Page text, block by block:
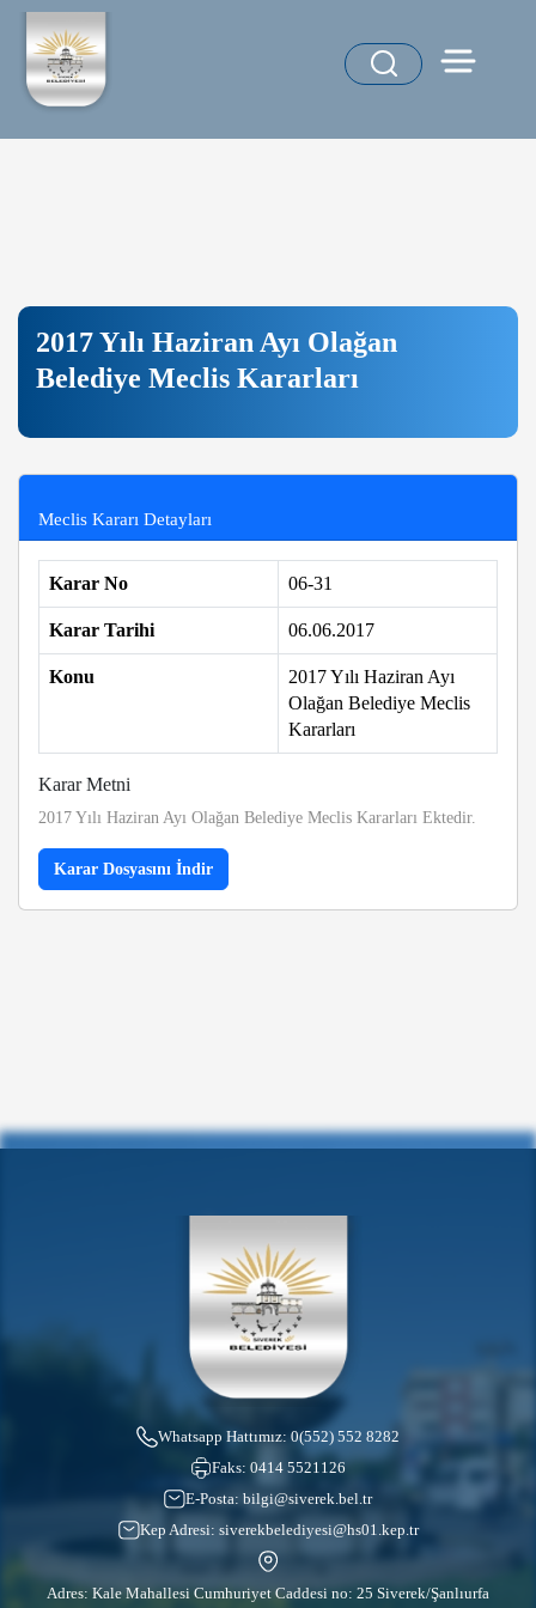
2017 Yılı Haziran Ayı Olağan
Belediye Meclis Kararları
Meclis Kararı Detayları
Karar No 06-31
Karar Tarihi 06.06.2017
Konu
2017 Yılı Haziran Ayı
Olağan Belediye Meclis
Kararları
Karar Metni
2017 Yılı Haziran Ayı Olağan Belediye Meclis Kararları Ektedir.
Karar Dosyasını İndir
Whatsapp Hattımız: 0(552) 552 8282
Faks: 0414 5521126
E-Posta: bilgi@siverek.bel.tr
Kep Adresi: siverekbelediyesi@hs01.kep.tr
Adres: Kale Mahallesi Cumhuriyet Caddesi no: 25 Siverek/Şanlıurfa